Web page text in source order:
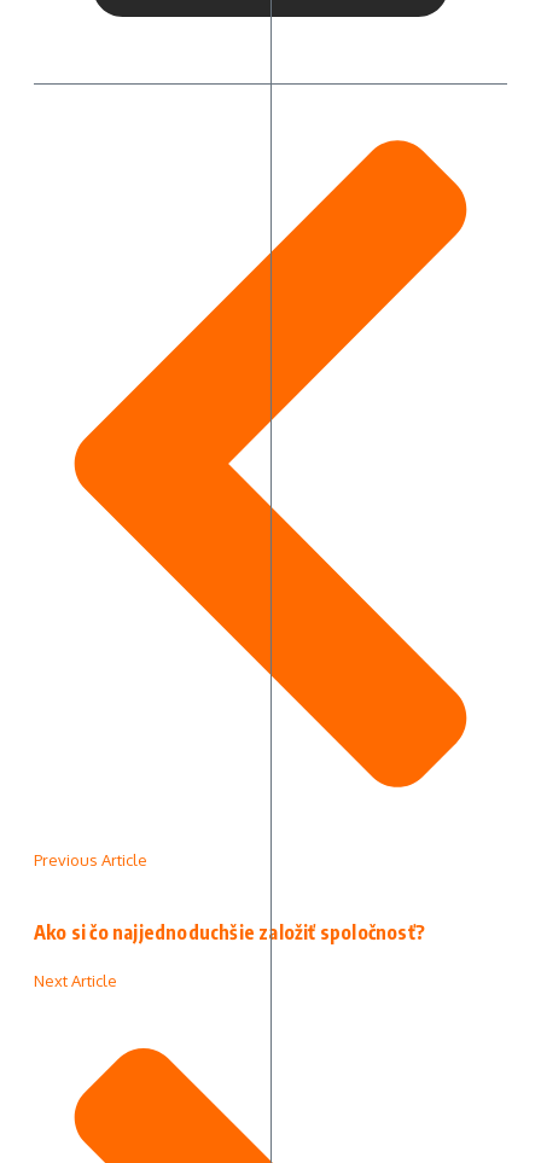
Previous Article
Ako si čo najjednoduchšie založiť spoločnosť?
Next Article